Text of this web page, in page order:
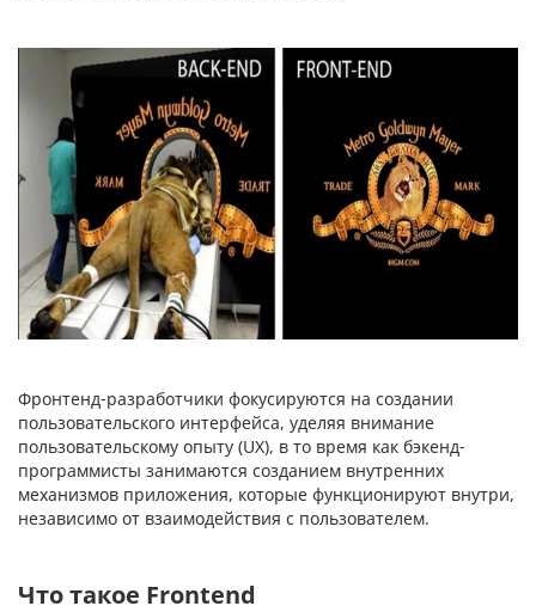
Фронтенд-разработчики фокусируются на создании
пользовательского интерфейса, уделяя внимание
пользовательскому опыту (UX), в то время как бэкенд-
программисты занимаются созданием внутренних
механизмов приложения, которые функционируют внутри,
независимо от взаимодействия с пользователем.
Что такое Frontend